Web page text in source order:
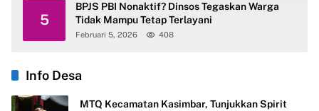
5
BPJS PBI Nonaktif? Dinsos Tegaskan Warga
Tidak Mampu Tetap Terlayani
Februari 5, 2026 408
Info Desa
MTQ Kecamatan Kasimbar, Tunjukkan Spirit